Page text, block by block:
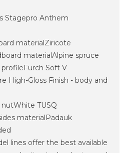
Stagepro Anthem
materialZiricote
materialAlpine spruce
profileFurch Soft V
High-Gloss Finish - body and
TUSQ
materialPadauk
lines offer the best available